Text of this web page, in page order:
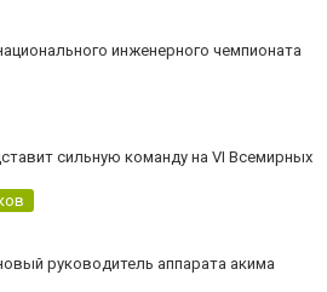
инженерного чемпионата
сильную команду на VI Всемирных
руководитель аппарата акима